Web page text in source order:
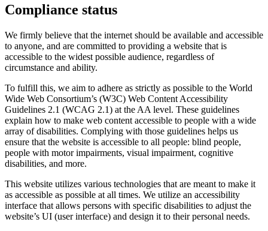
Compliance status
We firmly believe that the internet should be available and accessible
to anyone, and are committed to providing a website that is
accessible to the widest possible audience, regardless of
circumstance and ability.
To fulfill this, we aim to adhere as strictly as possible to the World
Wide Web Consortium’s (W3C) Web Content Accessibility
Guidelines 2.1 (WCAG 2.1) at the AA level. These guidelines
explain how to make web content accessible to people with a wide
array of disabilities. Complying with those guidelines helps us
ensure that the website is accessible to all people: blind people,
people with motor impairments, visual impairment, cognitive
disabilities, and more.
This website utilizes various technologies that are meant to make it
as accessible as possible at all times. We utilize an accessibility
interface that allows persons with specific disabilities to adjust the
website’s UI (user interface) and design it to their personal needs.